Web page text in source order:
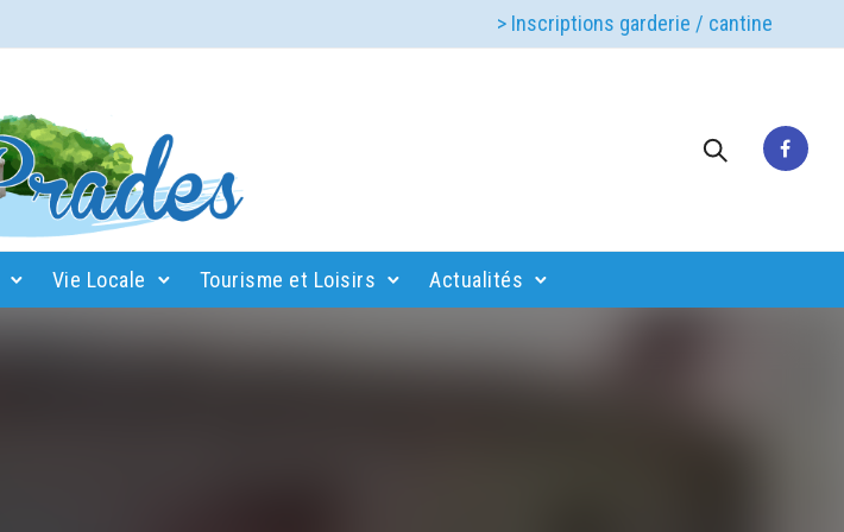
> Inscriptions garderie / cantine
Vie Locale Tourisme et Loisirs Actualités